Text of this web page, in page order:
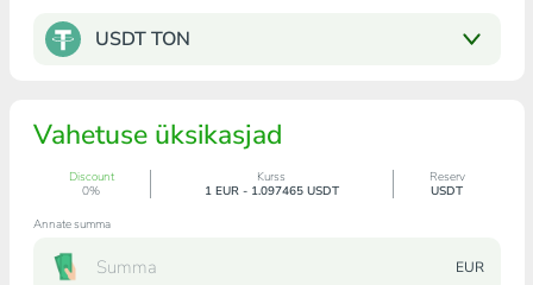
USDT TON
Vahetuse üksikasjad
Discount
0%
Kurss
1 EUR - 1.097465 USDT
Reserv
USDT
Annate summa
EUR